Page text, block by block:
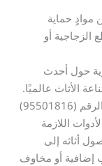
حماية
الزجاجية أو
حول أحدث
الأثاث عالميًا.
ويمكن حجز موعد لهذه الخدمة المتكاملة عبر الرقم (95501816)
اللازمة
أثاثه إلى
إضافية أو مخاوف